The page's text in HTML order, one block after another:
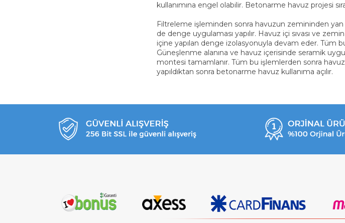
kullanımına engel olabilir. Betonarme havuz projesi
Filtreleme işleminden sonra havuzun zemininden yan
de denge uygulaması yapılır. Havuz içi sıvası ve
içine yapılan denge izolasyonuyla devam eder. Tüm
Güneşlenme alanına ve havuz içerisinde seramik
montesi tamamlanır. Tüm bu işlemlerden sonra
yapıldıktan sonra betonarme havuz kullanıma açılır.